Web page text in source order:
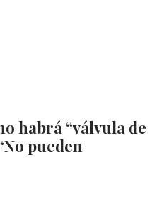
habrá “válvula de
pueden